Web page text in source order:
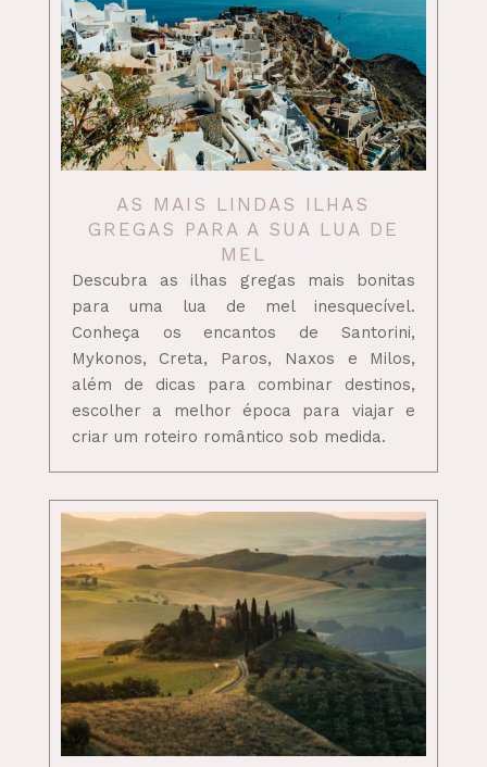
AS MAIS LINDAS ILHAS
GREGAS PARA A SUA LUA DE
MEL
Descubra as ilhas gregas mais bonitas
para uma lua de mel inesquecível.
Conheça os encantos de Santorini,
Mykonos, Creta, Paros, Naxos e Milos,
além de dicas para combinar destinos,
escolher a melhor época para viajar e
criar um roteiro romântico sob medida.